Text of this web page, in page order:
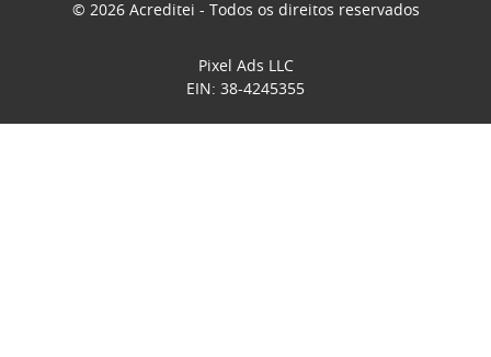
© 2026 Acreditei - Todos os direitos reservados
Pixel Ads LLC
EIN: 38-4245355